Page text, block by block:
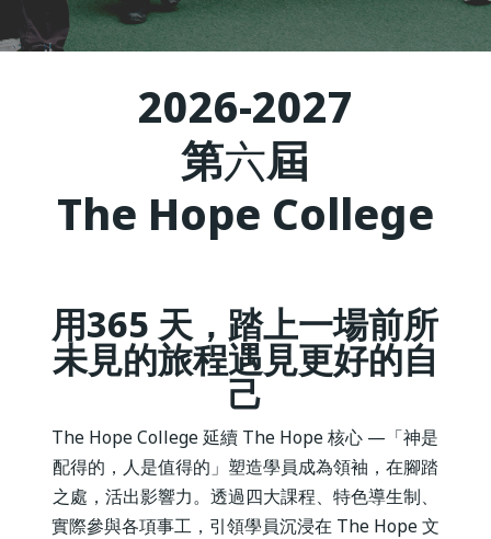
2026-2027
第六屆
The Hope College
用365 天， 踏上一場前所
未見的旅程遇見更好的自
己
The Hope College 延續 The Hope 核心 —「神是
配得的，人是值得的」塑造學員成為領袖，在腳踏
之處，活出影響力。透過四大課程、特色導生制、
實際參與各項事工，引領學員沉浸在 The Hope 文